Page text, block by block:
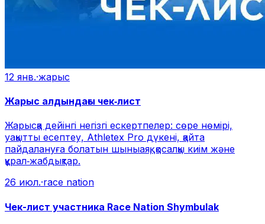
12 янв.·жарыс
Жарыс алдындағы чек‑лист
Жарысқа дейінгі негізгі ескертпелер: сөре нөмірі,
уақытты есептеу, Athletex Pro дүкені, қайта
пайдалануға болатын шыныаяқ, қосалқы киім және
құрал‑жабдықтар.
26 июл.·race nation
Чек-лист участника Race Nation Shymbulak